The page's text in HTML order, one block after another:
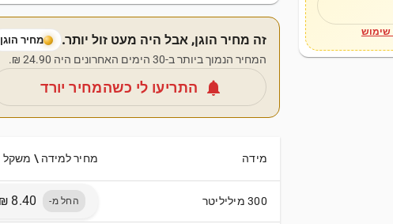
שימוש
זה מחיר הוגן, אבל היה מעט זול יותר. מחיר הוגן
המחיר הנמוך ביותר ב-30 הימים האחרונים היה ‏24.90 ‏₪.
notifications התריעו לי כשהמחיר יורד
מידה מחיר למידה \ משקל
300 מיליליטר החל מ-